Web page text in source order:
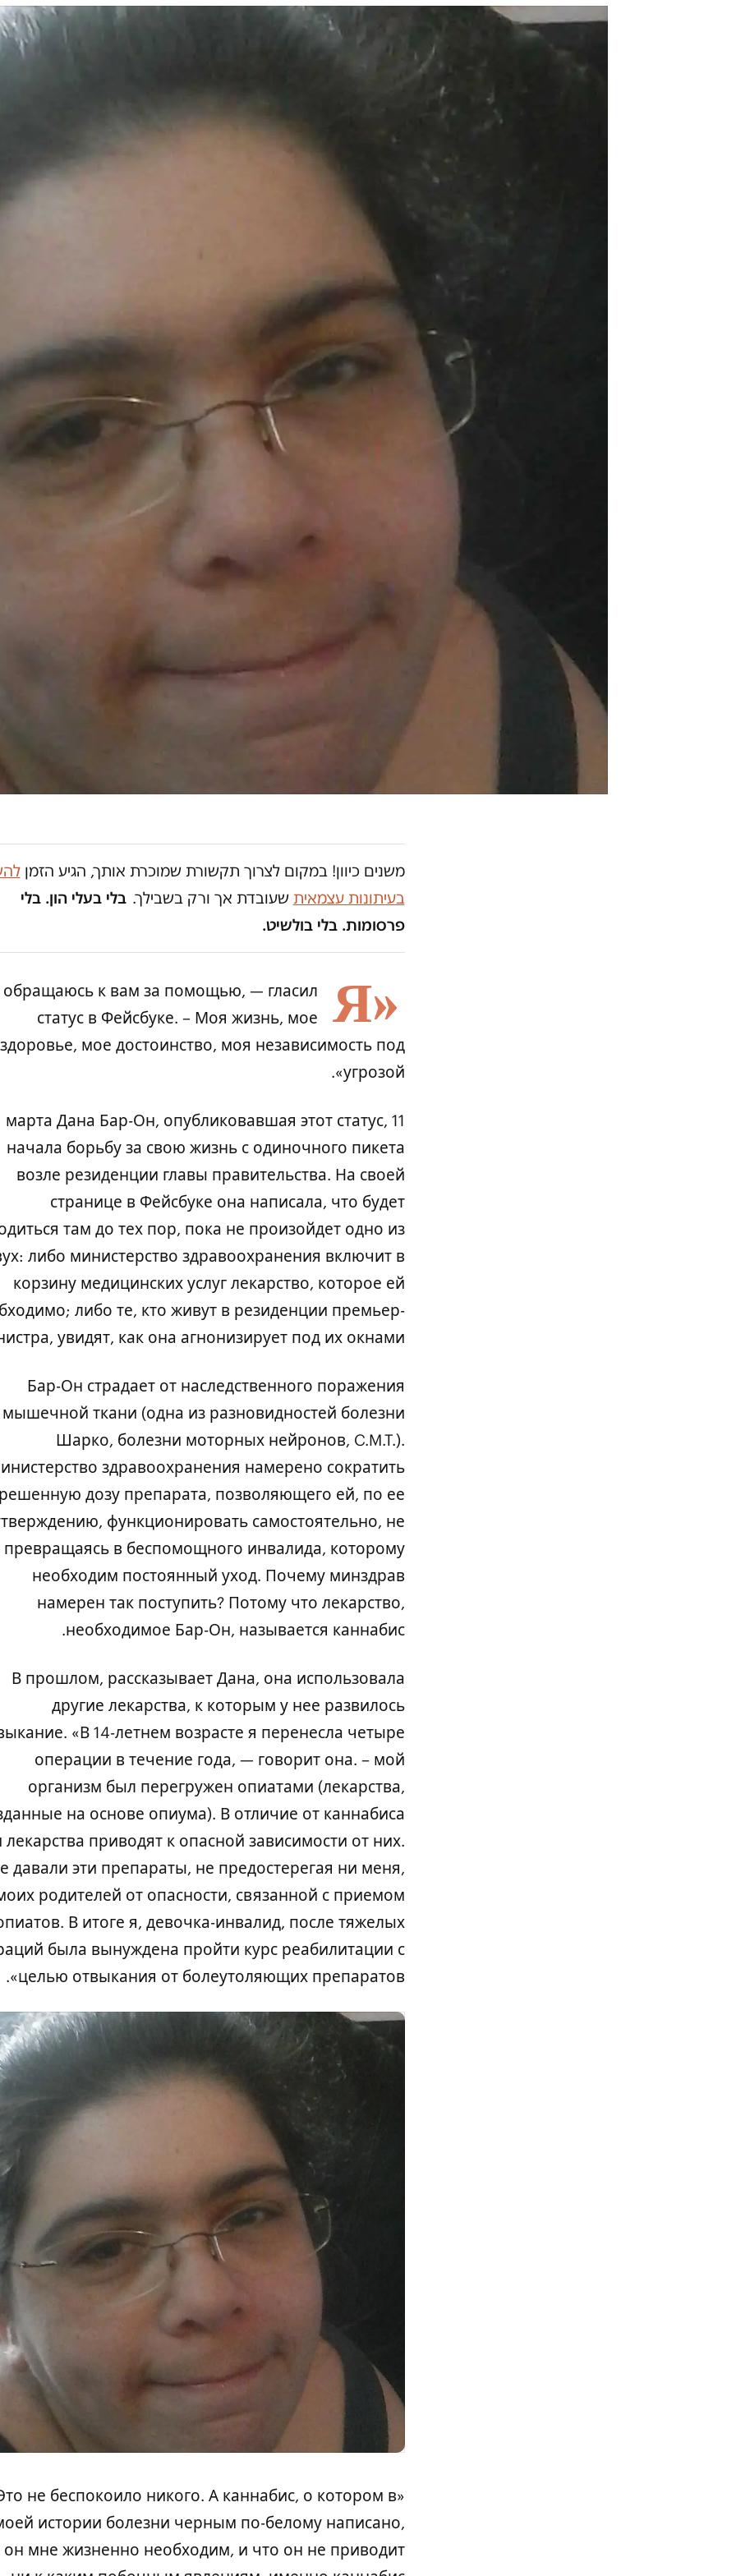
משנים כיוון! במקום לצרוך תקשורת שמוכרת אותך, הגיע הזמן
בעיתונות עצמאית שעובדת אך ורק בשבילך. בלי בעלי הון. בלי
פרסומות. בלי בולשיט.
«Я
обращаюсь к вам за помощью, — гласил
статус в Фейсбуке. – Моя жизнь, мое
здоровье, мое достоинство, моя независимость под
угрозой».
11 марта Дана Бар-Он, опубликовавшая этот статус,
начала борьбу за свою жизнь с одиночного пикета
возле резиденции главы правительства. На своей
странице в Фейсбуке она написала, что будет
там до тех пор, пока не произойдет одно из
либо министерство здравоохранения включит в
корзину медицинских услуг лекарство, которое ей
либо те, кто живут в резиденции премьер-
увидят, как она агнонизирует под их окнами.
Бар-Он страдает от наследственного поражения
мышечной ткани (одна из разновидностей болезни
Шарко, болезни моторных нейронов, C.M.T.).
здравоохранения намерено сократить
дозу препарата, позволяющего ей, по ее
функционировать самостоятельно, не
превращаясь в беспомощного инвалида, которому
необходим постоянный уход. Почему минздрав
намерен так поступить? Потому что лекарство,
необходимое Бар-Он, называется каннабис.
В прошлом, рассказывает Дана, она использовала
другие лекарства, к которым у нее развилось
«В 14-летнем возрасте я перенесла четыре
операции в течение года, — говорит она. – мой
организм был перегружен опиатами (лекарства,
на основе опиума). В отличие от каннабиса
лекарства приводят к опасной зависимости от них.
давали эти препараты, не предостерегая ни меня,
родителей от опасности, связанной с приемом
В итоге я, девочка-инвалид, после тяжелых
была вынуждена пройти курс реабилитации с
целью отвыкания от болеутоляющих препаратов».
не беспокоило никого. А каннабис, о котором в
истории болезни черным по-белому написано,
он мне жизненно необходим, и что он не приводит